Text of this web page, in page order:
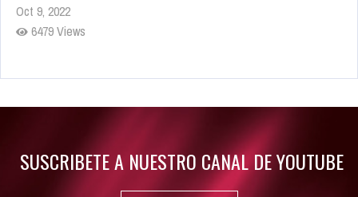
Oct 9, 2022
6479 Views
Rumor: Se filtran los primeros detalles de Resident Evil 9
SUSCRIBETE A NUESTRO CANAL DE YOUTUBE